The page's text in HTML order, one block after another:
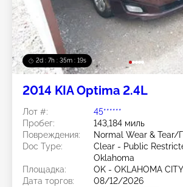
2d : 7h : 35m : 16s
2014 KIA Optima 2.4L
Лот #:
45******
Пробег:
143,184 миль
Повреждения:
Normal Wear & Tear/
Doc Type:
Clear - Public
Oklahoma
Площадка:
OK - OKLAHOMA CITY
Дата торгов:
08/12/2026